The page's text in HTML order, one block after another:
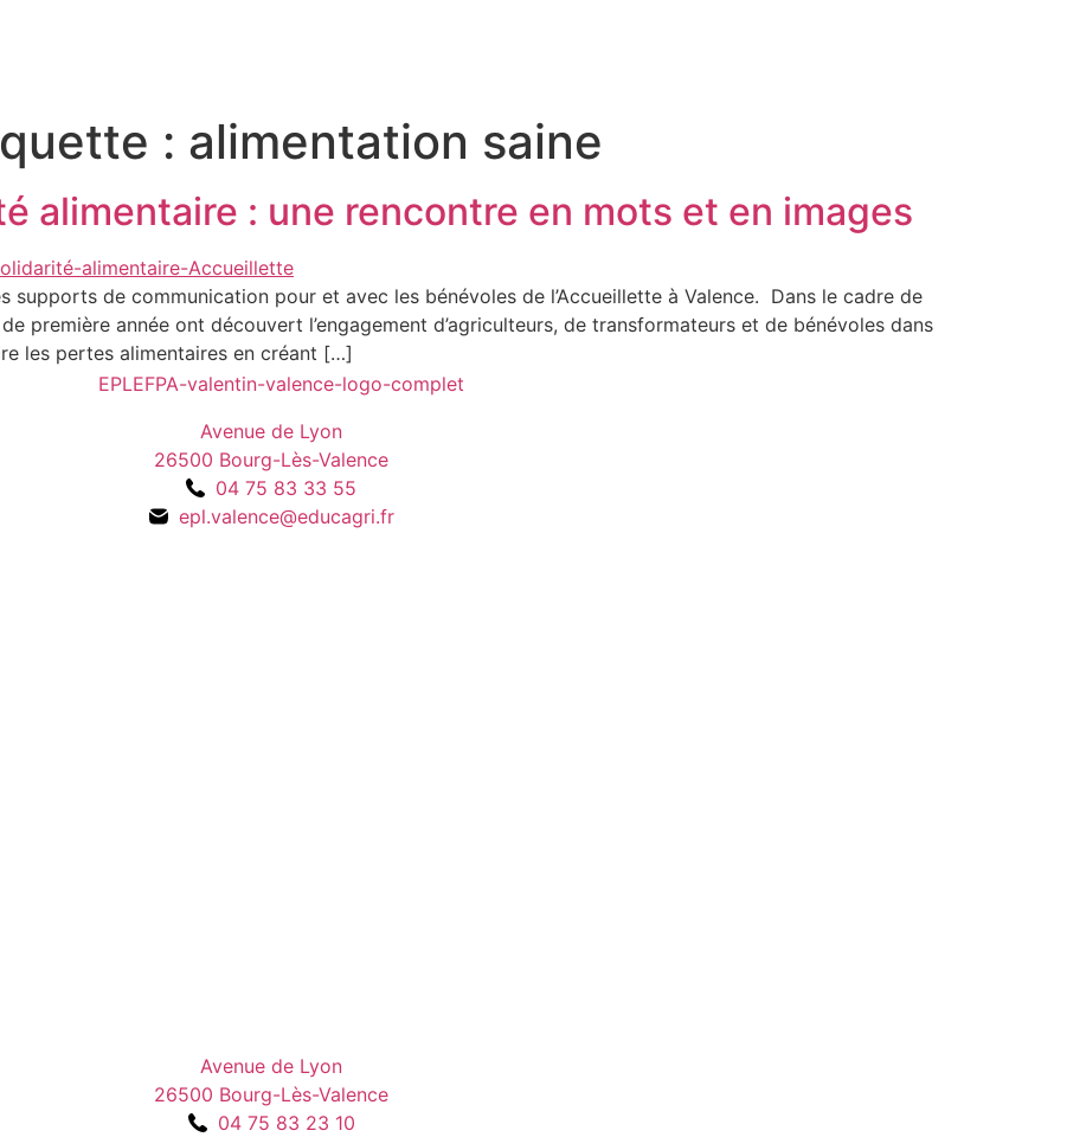
: alimentation saine
alimentaire : une rencontre en mots et en images
supports de communication pour et avec les bénévoles de l’Accueillette à Valence. Dans le cadre de
première année ont découvert l’engagement d’agriculteurs, de transformateurs et de bénévoles dans
les pertes alimentaires en créant […]
Avenue de Lyon
26500 Bourg-Lès-Valence
04 75 83 33 55
epl.valence@educagri.fr
Avenue de Lyon
26500 Bourg-Lès-Valence
04 75 83 23 10